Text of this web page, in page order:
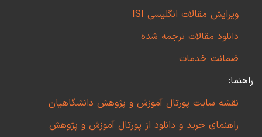
ویرایش مقالات انگلیسی ISI
دانلود مقالات ترجمه شده
ضمانت خدمات
راهنما:
نقشه سایت پورتال آموزش و پژوهش دانشگاهیان
راهنمای خرید و دانلود از پورتال آموزش و پژوهش